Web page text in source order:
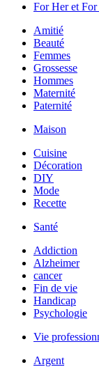
For Her et
Amitié
Beauté
Femmes
Grossesse
Hommes
Maternité
Paternité
Maison
Cuisine
Décoration
DIY
Mode
Recette
Santé
Addiction
Alzheimer
cancer
Fin de vie
Handicap
Psychologie
Vie
Argent